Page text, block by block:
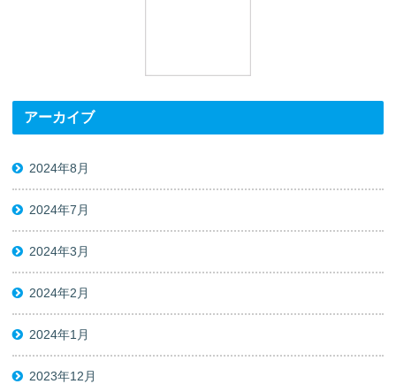
アーカイブ
2024年8月
2024年7月
2024年3月
2024年2月
2024年1月
2023年12月